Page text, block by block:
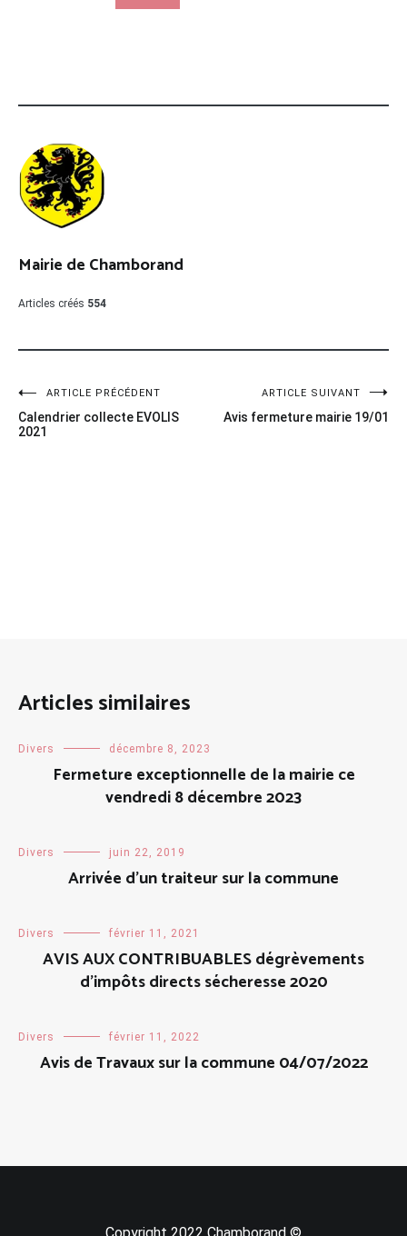
Mairie de Chamborand
Articles créés 554
Navigation
de
ARTICLE PRÉCÉDENT
Calendrier collecte EVOLIS
2021
ARTICLE SUIVANT
Avis fermeture mairie 19/01
Articles similaires
Divers décembre 8, 2023
Fermeture exceptionnelle de la mairie ce
vendredi 8 décembre 2023
Divers juin 22, 2019
Arrivée d’un traiteur sur la commune
Divers février 11, 2021
AVIS AUX CONTRIBUABLES dégrèvements
d’impôts directs sécheresse 2020
Divers février 11, 2022
Avis de Travaux sur la commune 04/07/2022